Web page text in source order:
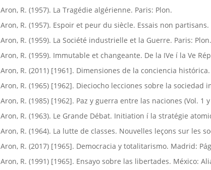
Aron, R. (1957). La Tragédie algérienne. Paris: Plon.
Aron, R. (1957). Espoir et peur du siècle. Essais non partisans.
Aron, R. (1959). La Société industrielle et la Guerre. Paris: Plon.
Aron, R. (1959). Immutable et changeante. De la IVe í la Ve
Aron, R. (2011) [1961]. Dimensiones de la conciencia
Aron, R. (1965) [1962]. Dieciocho lecciones sobre la sociedad
Aron, R. (1985) [1962]. Paz y guerra entre las naciones (Vol. 1
Aron, R. (1963). Le Grande Débat. Initiation í la stratégie
Aron, R. (1964). La lutte de classes. Nouvelles leçons sur les
Aron, R. (2017) [1965]. Democracia y totalitarismo. Madrid:
Aron, R. (1991) [1965]. Ensayo sobre las libertades. México: